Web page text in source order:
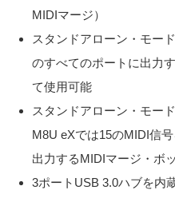
MIDIマージ）
スタンドアローン・モー
のすべてのポートに出力
て使用可能
スタンドアローン・モー
M8U eXでは15のMIDI信
出力するMIDIマージ・ボ
3ポートUSB 3.0ハブを内